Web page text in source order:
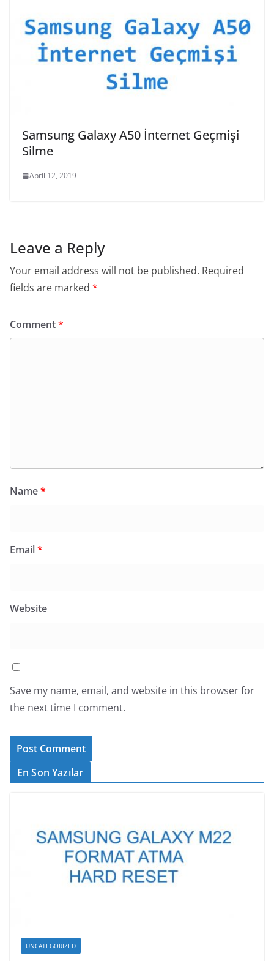
Samsung Galaxy A50 İnternet Geçmişi
Silme
April 12, 2019
Leave a Reply
Your email address will not be published. Required
fields are marked *
Comment*
Name*
Email*
Website
Save my name, email, and website in this browser for
the next time I comment.
En Son Yazılar
UNCATEGORIZED